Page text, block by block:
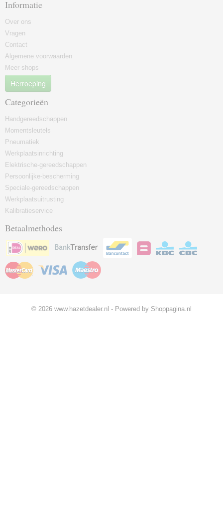
Informatie
Over ons
Vragen
Contact
Algemene voorwaarden
Meer shops
Herroeping
Categorieën
Handgereedschappen
Momentsleutels
Pneumatiek
Werkplaatsinrichting
Elektrische-gereedschappen
Persoonlijke-bescherming
Speciale-gereedschappen
Werkplaatsuitrusting
Kalibratieservice
Betaalmethodes
© 2026 www.hazetdealer.nl - Powered by Shoppagina.nl